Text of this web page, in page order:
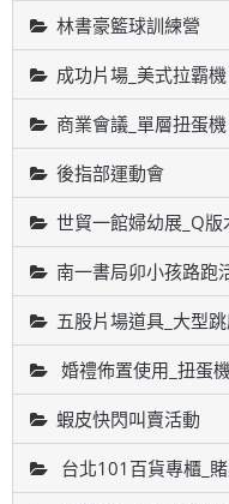
林書豪籃球訓練營
成功片場_美式拉霸機
商業會議_單層扭蛋機
後指部運動會
世貿一館婦幼展_Q版
南一書局卯小孩路跑
五股片場道具_大型
婚禮佈置使用_扭蛋
蝦皮快閃叫賣活動
台北101百貨專櫃_